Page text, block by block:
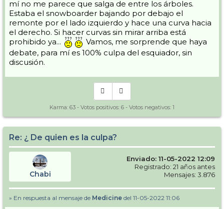
mí no me parece que salga de entre los árboles.
Estaba el snowboarder bajando por debajo el
remonte por el lado izquierdo y hace una curva hacia
el derecho. Si hacer curvas sin mirar arriba está
prohibido ya...
Vamos, me sorprende que haya
debate, para mí es 100% culpa del esquiador, sin
discusión.
Karma: 63 - Votos positivos: 6 - Votos negativos: 1
Re: ¿ De quien es la culpa?
Chabi
Enviado: 11-05-2022 12:09
Registrado: 21 años antes
Mensajes: 3.876
» En respuesta al mensaje de Medicine del 11-05-2022 11:06